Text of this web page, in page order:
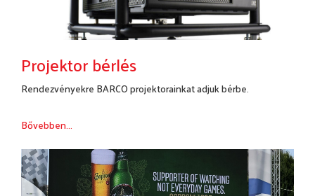
Projektor bérlés
Rendezvényekre BARCO projektorainkat adjuk bérbe.
Bővebben...